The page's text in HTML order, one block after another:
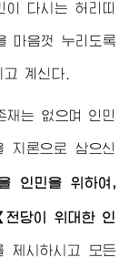
다시는 허리띠
마음껏 누리도록
계신다.
재는 없으며 인민
지론으로 삼으신
인민을 위하여,
전당이 위대한 인
제시하시고 모든